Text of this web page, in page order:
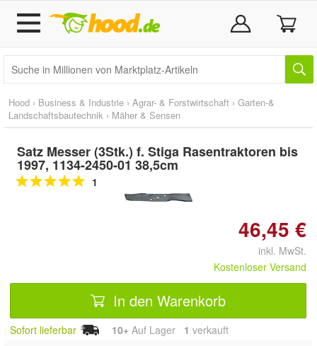
Hood › Business & Industrie › Agrar- & Forstwirtschaft › Garten-&
Landschaftsbautechnik › Mäher & Sensen
Satz Messer (3Stk.) f. Stiga Rasentraktoren bis
1997, 1134-2450-01 38,5cm
1
Doppelt antippen zum
46,45 €
inkl. MwSt.
Kostenloser Versand
In den Warenkorb
Sofort lieferbar 10+ Auf Lager 1 verkauft